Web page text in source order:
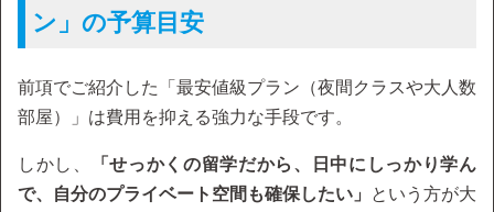
ン」の予算目安
前項でご紹介した「最安値級プラン（夜間クラスや大人数
部屋）」は費用を抑える強力な手段です。
しかし、
「せっかくの留学だから、日中にしっかり学ん
で、自分のプライベート空間も確保したい」
という方が大